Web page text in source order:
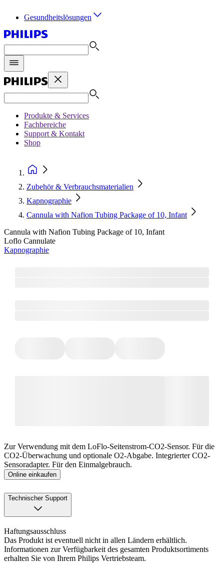
Gesundheitslösungen
Produkte & Services
Fachbereiche
Support & Kontakt
Shop
Zubehör & Verbrauchsmaterialien
Kapnographie
Cannula with Nafion Tubing Package of 10, Infant
Cannula with Nafion Tubing Package of 10, Infant
Loflo Cannulate
Kapnographie
Zur Verwendung mit dem LoFlo-Seitenstrom-CO2-Sensor. Für die
CO2-Überwachung und optionale O2-Abgabe. Integrierter CO2-
Sensoradapter. Für den Einmalgebrauch.
Online einkaufen
Technischer Support
Haftungsausschluss
Das Produkt ist eventuell nicht in allen Ländern erhältlich.
Informationen zur Verfügbarkeit des gesamten Produktsortiments
erhalten Sie von Ihrem Philips Vertriebsteam.